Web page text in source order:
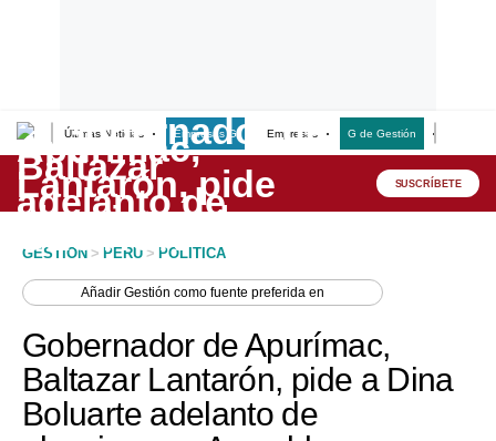
Últimas Noticias Empresas G Empresas G de Gestión
Lo último
Peru Quiosco
Economía
Mercados
SUSCRÍBETE
GESTION > PERU > POLITICA
AñadirGestión como fuente preferida en
Gobernador de Apurímac,
Baltazar Lantarón, pide a Dina
Boluarte adelanto de